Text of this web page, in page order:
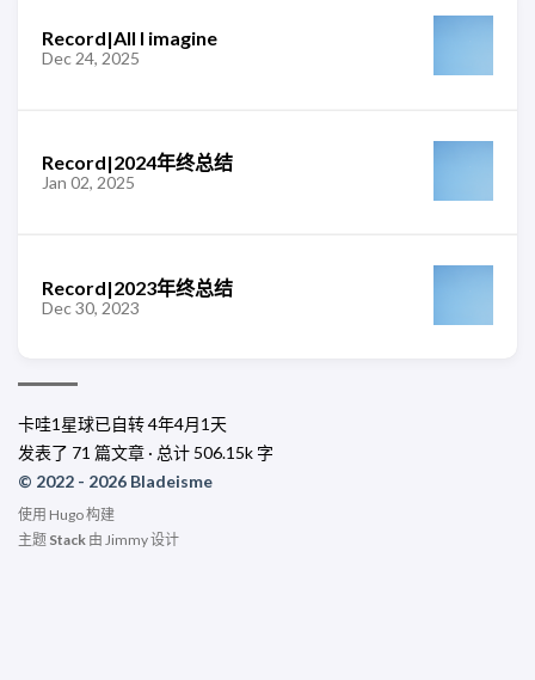
Record|All I imagine
Dec 24, 2025
Record|2024年终总结
Jan 02, 2025
Record|2023年终总结
Dec 30, 2023
卡哇1星球已自转4年4月1天
发表了 71 篇文章 · 总计 506.15k 字
© 2022 - 2026 Bladeisme
使用 Hugo构建
主题 Stack 由 Jimmy设计